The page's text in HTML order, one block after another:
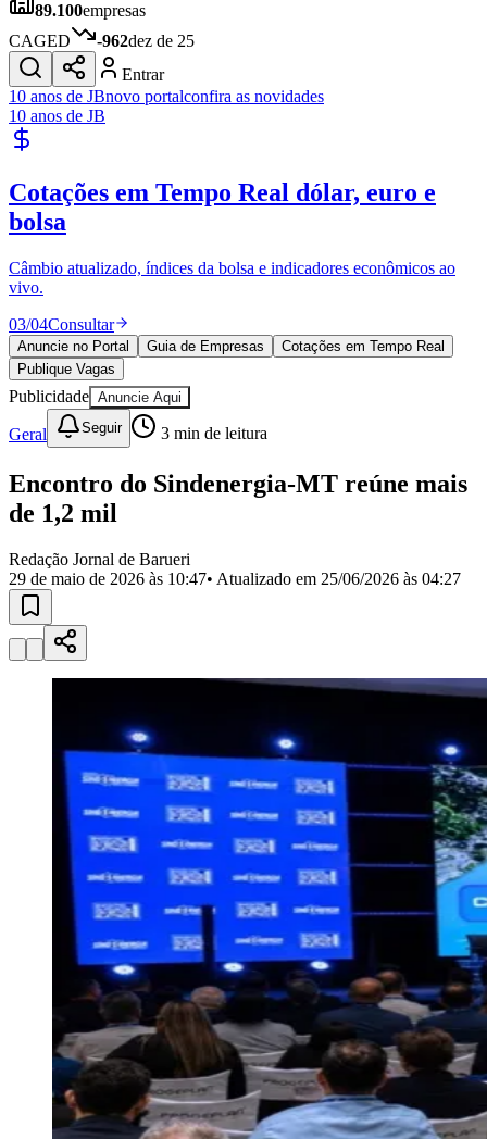
Gastronomia
Cinema & Shows
JogosNovo
Para Sua Empresa
Publicidade Legal
Política
Esportes
Cultura
Meio Ambiente
Obras
Educação
Bairros de Barueri
Selecione sua região Para notícias da sua região
AldeiaAldeia da Serra
VistaCalifórniaCarapicuíba
RegiãoCotiaCruz Preta Engenho NovoFazenda
Militar
Califórnia
Esperança
JulioJardim Líbano
MutingaJardim ParaísoJardim PaulistaJardim ReginaliceJardim São
Jardim SilveiraJardim
Jardim Tupanci
Parque Imperial Parque Santa Luzia
Pirapora
do Bom JesusRecanto PhrynéaSantana de
SilveiraTamboréVale do SolVila Barros Vila Boa VistaVila
Vila Engenho Novo Vila MárciaVila Nossa Sra. da
Vila PortoVotupoca
Para Sua Empresa
Anuncie no Portal
Guia de Empresas
Divulgar Vagas
Novo
Publicidade Legal
Negócios Regionais
Turismo
Segurança Regional
Hospitais Estaduais
Parques & Represas
Cidades da Região
Santana de ParnaíbaOsascoCarapicuíbaJandiraItapeviCotia
do Bom JesusAraçariguamaCajamarCaieirasFranco da
89.100empresas
CAGED
-962dez de 25
Entrar
10 anos de JBnovo portalconfira as novidades
10 anos de JB
Cotações em Tempo Real dólar, euro e
bolsa
Câmbio atualizado, índices da bolsa e indicadores econômicos ao
vivo.
03/04Consultar
Anuncie no Portal Guia de Empresas
Cotações em Tempo Real
Publique Vagas
Publicidade Anuncie Aqui
Geral Seguir 3 min de leitura
Encontro do Sindenergia-MT reúne mais
de 1,2 mil
Redação Jornal de Barueri
29 de maio de 2026 às 10:47• Atualizado em 25/06/2026 às 04:27